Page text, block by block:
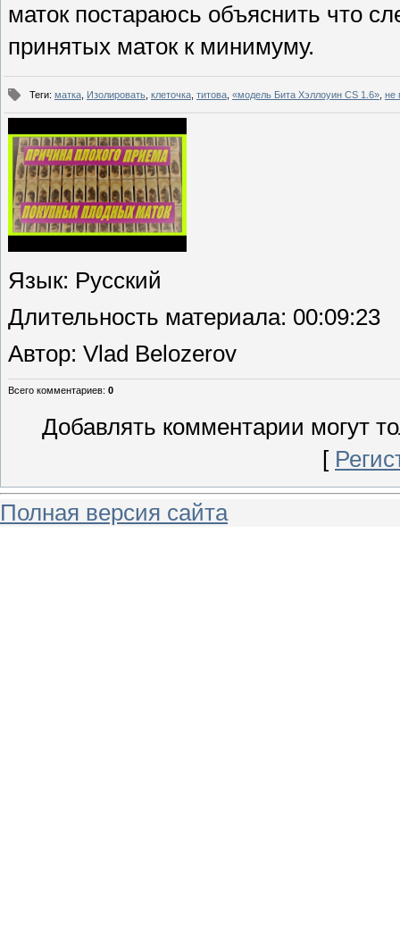
маток постараюсь объяснить что
принятых маток к минимуму.
Теги: матка Изолировать клеточка титова «модель Бита Хэллоуин CS 1.6» не
Язык: Русский
Длительность материала: 00:09:23
Автор: Vlad Belozerov
Всего комментариев: 0
Добавлять комментарии могут
[
Полная версия сайта